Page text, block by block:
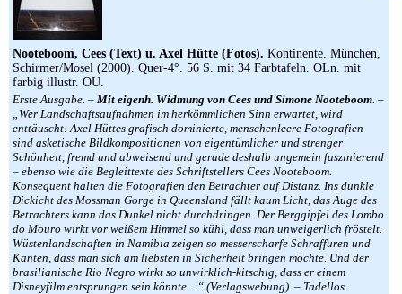
Nooteboom, Cees (Text) u. Axel Hütte (Fotos). Kontinente. München,
Schirmer/Mosel (2000). Quer-4°. 56 S. mit 34 Farbtafeln. OLn. mit
farbig illustr. OU.
Erste Ausgabe. – Mit eigenh. Widmung von Cees und Simone Nooteboom. –
„Wer Landschaftsaufnahmen im herkömmlichen Sinn erwartet, wird
enttäuscht: Axel Hüttes grafisch dominierte, menschenleere Fotografien
sind asketische Bildkompositionen von eigentümlicher und strenger
Schönheit, fremd und abweisend und gerade deshalb ungemein faszinierend
– ebenso wie die Begleittexte des Schriftstellers Cees Nooteboom.
Konsequent halten die Fotografien den Betrachter auf Distanz. Ins dunkle
Dickicht des Mossman Gorge in Queensland fällt kaum Licht, das Auge des
Betrachters kann das Dunkel nicht durchdringen. Der Berggipfel des Lombo
do Mouro wirkt vor weißem Himmel so kühl, dass man unweigerlich fröstelt.
Wüstenlandschaften in Namibia zeigen so messerscharfe Schraffuren und
Kanten, dass man sich am liebsten in Sicherheit bringen möchte. Und der
brasilianische Rio Negro wirkt so unwirklich-kitschig, dass er einem
Disneyfilm entsprungen sein könnte…“ (Verlagswebung). – Tadellos.